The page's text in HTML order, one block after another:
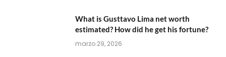
What is Gusttavo Lima net worth
estimated? How did he get his fortune?
marzo 29, 2026